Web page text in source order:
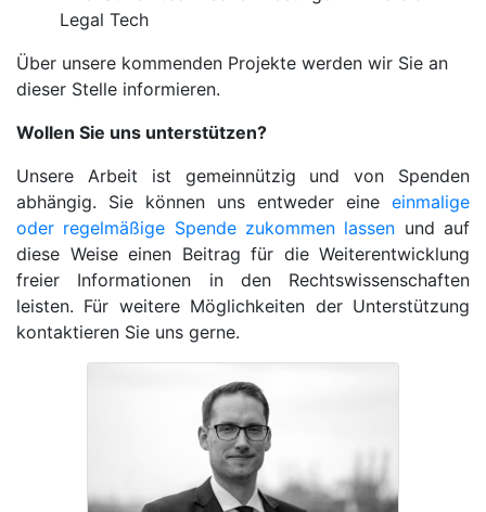
Legal Tech
Über unsere kommenden Projekte werden wir Sie an
dieser Stelle informieren.
Wollen Sie uns unterstützen?
Unsere Arbeit ist gemeinnützig und von Spenden
abhängig. Sie können uns entweder eine einmalige
oder regelmäßige Spende zukommen lassen und auf
diese Weise einen Beitrag für die Weiterentwicklung
freier Informationen in den Rechtswissenschaften
leisten. Für weitere Möglichkeiten der Unterstützung
kontaktieren Sie uns gerne.